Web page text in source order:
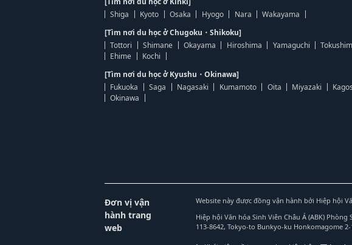
Shiga
Kyoto Osaka Hyogo Nara
Wakayama
[Tìm nơi du học ở Chugoku・Shikoku]
Tottori
Shimane Okayama Hiroshima Yamaguchi
Ehime
Kochi
[Tìm nơi du học ở Kyushu・Okinawa]
Fukuoka
Saga Nagasaki Kumamoto Oita Miyazaki
Okinawa
Đơn vị vận
hành trang
web
Website này được đồng vận hành bởi Hiệp hội
Hiệp hội Văn hóa Sinh Viên Châu Á (ABK)
113-8642, Tokyo-to Bunkyo-ku Honkomagome 2-